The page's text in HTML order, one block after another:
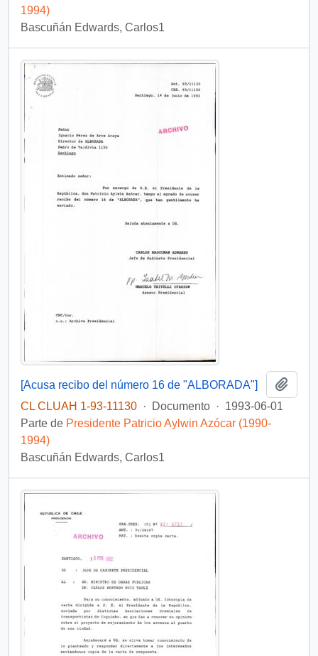
1994)
Bascuñán Edwards, Carlos1
[Acusa recibo del número 16 de "ALBORADA"]
CL CLUAH 1-93-11130 · Documento · 1993-06-01
Parte de Presidente Patricio Aylwin Azócar (1990-
1994)
Bascuñán Edwards, Carlos1